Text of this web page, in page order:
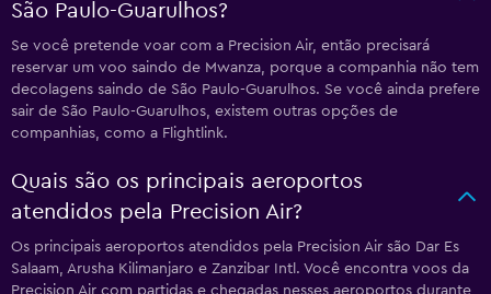
São Paulo-Guarulhos?
Se você pretende voar com a Precision Air, então precisará
reservar um voo saindo de Mwanza, porque a companhia não tem
decolagens saindo de São Paulo-Guarulhos. Se você ainda prefere
sair de São Paulo-Guarulhos, existem outras opções de
companhias, como a Flightlink.
Quais são os principais aeroportos
atendidos pela Precision Air?
Os principais aeroportos atendidos pela Precision Air são Dar Es
Salaam, Arusha Kilimanjaro e Zanzibar Intl. Você encontra voos da
Precision Air com partidas e chegadas nesses aeroportos durante